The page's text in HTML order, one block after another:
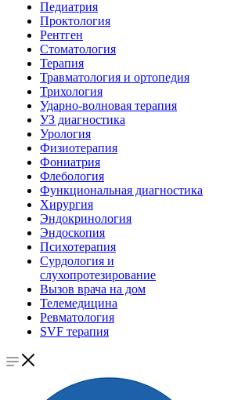
Педиатрия
Проктология
Рентген
Стоматология
Терапия
Травматология и ортопедия
Трихология
Ударно-волновая терапия
УЗ диагностика
Урология
Физиотерапия
Фониатрия
Флебология
Функциональная диагностика
Хирургия
Эндокринология
Эндоскопия
Психотерапия
Сурдология и
слухопротезирование
Вызов врача на дом
Телемедицина
Ревматология
SVF терапия